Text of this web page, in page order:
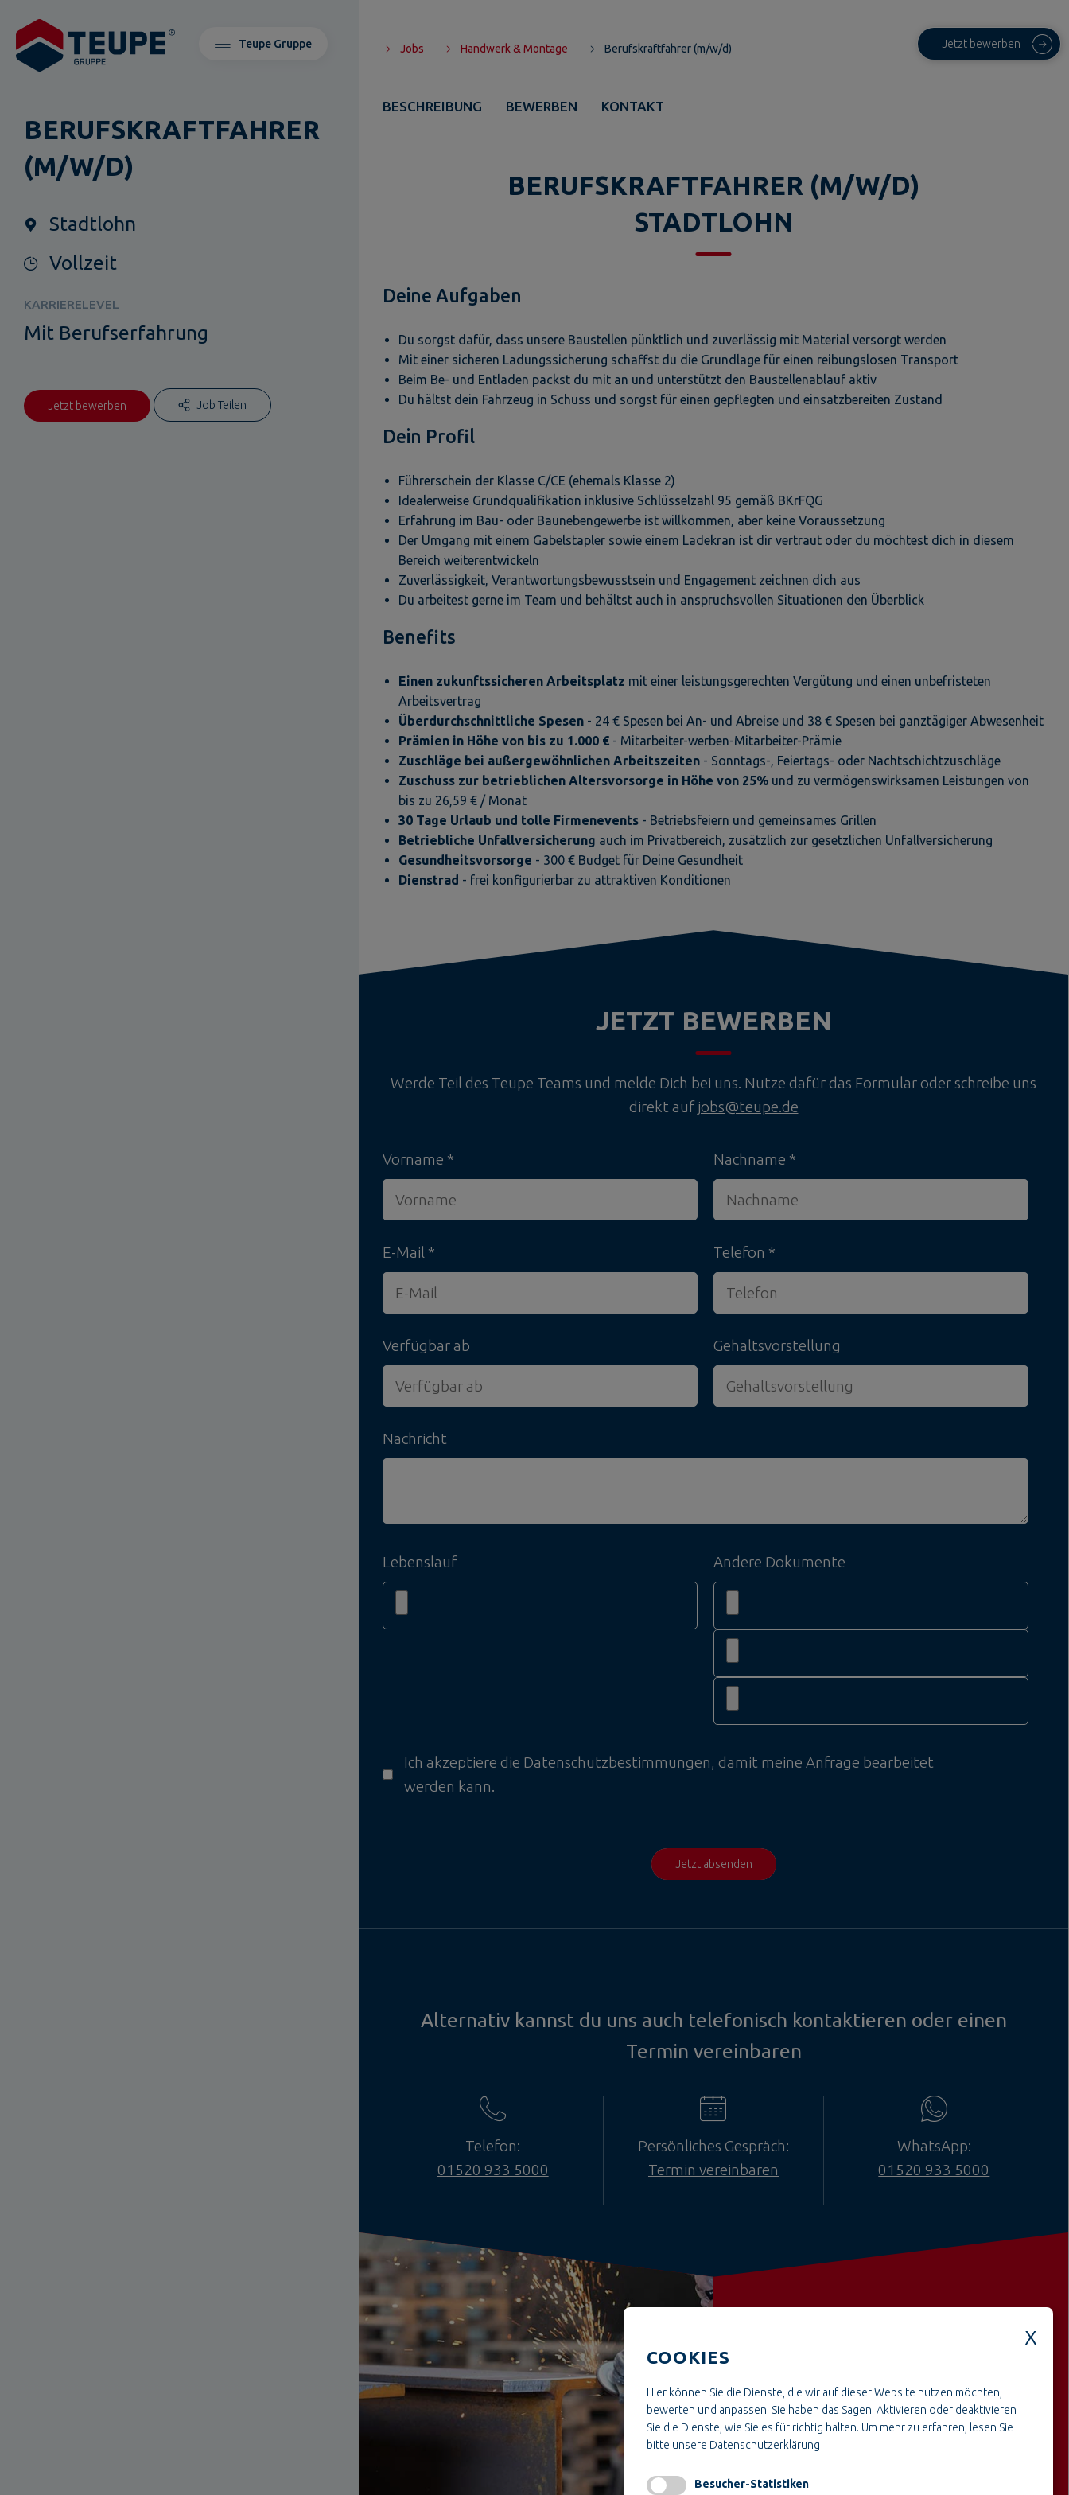
Teupe Gruppe Jetzt bewerben
BERUFSKRAFTFAHRER
(M/W/D)
Stadtlohn
Vollzeit
KARRIERELEVEL
Mit Berufserfahrung
Jetzt bewerben Job Teilen
Jobs Handwerk & Montage Berufskraftfahrer (m/w/d)
BESCHREIBUNG BEWERBEN KONTAKT
BERUFSKRAFTFAHRER (M/W/D)
STADTLOHN
Deine Aufgaben
Du sorgst dafür, dass unsere Baustellen pünktlich und zuverlässig mit Material versorgt werden
Mit einer sicheren Ladungssicherung schaffst du die Grundlage für einen reibungslosen Transport
Beim Be- und Entladen packst du mit an und unterstützt den Baustellenablauf aktiv
Du hältst dein Fahrzeug in Schuss und sorgst für einen gepflegten und einsatzbereiten Zustand
Dein Profil
Führerschein der Klasse C/CE (ehemals Klasse 2)
Idealerweise Grundqualifikation inklusive Schlüsselzahl 95 gemäß BKrFQG
Erfahrung im Bau- oder Baunebengewerbe ist willkommen, aber keine Voraussetzung
Der Umgang mit einem Gabelstapler sowie einem Ladekran ist dir vertraut oder du möchtest dich in diesem
Bereich weiterentwickeln
Zuverlässigkeit, Verantwortungsbewusstsein und Engagement zeichnen dich aus
Du arbeitest gerne im Team und behältst auch in anspruchsvollen Situationen den Überblick
Benefits
Einen zukunftssicheren Arbeitsplatz mit einer leistungsgerechten Vergütung und einen unbefristeten
Arbeitsvertrag
Überdurchschnittliche Spesen - 24 € Spesen bei An- und Abreise und 38 € Spesen bei ganztägiger Abwesenheit
Prämien in Höhe von bis zu 1.000 € - Mitarbeiter-werben-Mitarbeiter-Prämie
Zuschläge bei außergewöhnlichen Arbeitszeiten - Sonntags-, Feiertags- oder Nachtschichtzuschläge
Zuschuss zur betrieblichen Altersvorsorge in Höhe von 25% und zu vermögenswirksamen Leistungen von
bis zu 26,59 € / Monat
30 Tage Urlaub und tolle Firmenevents - Betriebsfeiern und gemeinsames Grillen
Betriebliche Unfallversicherung auch im Privatbereich, zusätzlich zur gesetzlichen Unfallversicherung
Gesundheitsvorsorge - 300 € Budget für Deine Gesundheit
Dienstrad - frei konfigurierbar zu attraktiven Konditionen
JETZT BEWERBEN
Werde Teil des Teupe Teams und melde Dich bei uns. Nutze dafür das Formular oder schreibe uns
direkt aufjobs@teupe.de
Vorname Nachname
E-Mail Telefon
Verfügbar ab Gehaltsvorstellung
Nachricht
Lebenslauf Andere Dokumente
Ich akzeptiere die Datenschutzbestimmungen, damit meine Anfrage bearbeitet
werden kann.
Jetzt absenden
Alternativ kannst du uns auch telefonisch kontaktieren oder einen
Termin vereinbaren
Telefon:
01520 933 5000
Persönliches Gespräch:
Termin vereinbaren
WhatsApp:
01520 933 5000
BereichHandwerk & Montage
COOKIES
Hier können Sie die Dienste, die wir auf dieser Website nutzen möchten,
bewerten und anpassen. Sie haben das Sagen! Aktivieren oder deaktivieren
Sie die Dienste, wie Sie es für richtig halten. Um mehr zu erfahren, lesen Sie
bitte unsere Datenschutzerklärung
Besucher-Statistiken